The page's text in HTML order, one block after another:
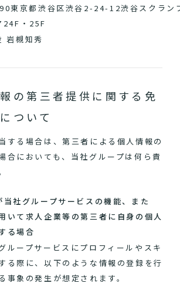
東京都渋谷区渋谷2-24-12渋谷スクラン
24F・25F
岩槻知秀
の第三者提供に関する免
ついて
する場合は、第三者による個人情報の
合においても、当社グループは何ら責
社グループサービスの機能、また
いて求人企業等の第三者に自身の個人
る場合
ループサービスにプロフィールやスキ
る際に、以下のような情報の登録を行
事象の発生が想定されます。